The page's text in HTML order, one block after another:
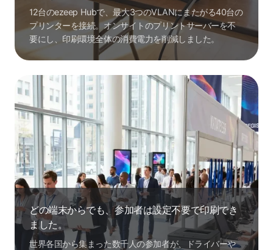
12台のezeep Hubで、最大3つのVLANにまたがる40台の
プリンターを接続。オンサイトのプリントサーバーを不
要にし、印刷環境全体の消費電力を削減しました。
どの端末からでも、参加者は設定不要で印刷でき
ました。
世界各国から集まった数千人の参加者が、ドライバーや